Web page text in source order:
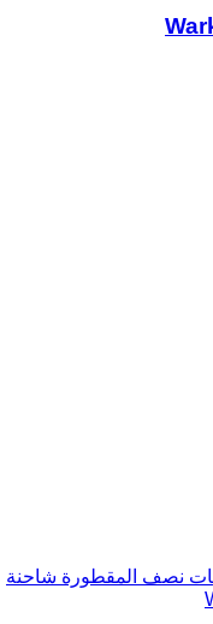
نصف المقطورة شاحنة